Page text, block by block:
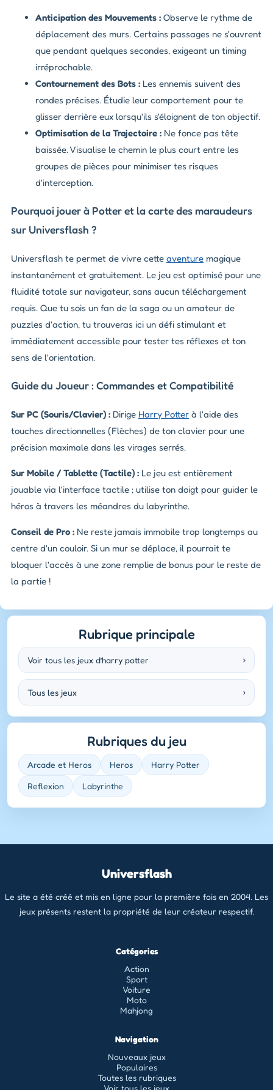
Anticipation des Mouvements : Observe le rythme de
déplacement des murs. Certains passages ne s'ouvrent
que pendant quelques secondes, exigeant un timing
irréprochable.
Contournement des Bots : Les ennemis suivent des
rondes précises. Étudie leur comportement pour te
glisser derrière eux lorsqu'ils s'éloignent de ton objectif.
Optimisation de la Trajectoire : Ne fonce pas tête
baissée. Visualise le chemin le plus court entre les
groupes de pièces pour minimiser tes risques
d'interception.
Pourquoi jouer à Potter et la carte des maraudeurs
sur Universflash ?
Universflash te permet de vivre cette aventure magique
instantanément et gratuitement. Le jeu est optimisé pour une
fluidité totale sur navigateur, sans aucun téléchargement
requis. Que tu sois un fan de la saga ou un amateur de
puzzles d'action, tu trouveras ici un défi stimulant et
immédiatement accessible pour tester tes réflexes et ton
sens de l'orientation.
Guide du Joueur : Commandes et Compatibilité
Sur PC (Souris/Clavier) : Dirige Harry Potter à l'aide des
touches directionnelles (Flèches) de ton clavier pour une
précision maximale dans les virages serrés.
Sur Mobile / Tablette (Tactile) : Le jeu est entièrement
jouable via l'interface tactile ; utilise ton doigt pour guider le
héros à travers les méandres du labyrinthe.
Conseil de Pro : Ne reste jamais immobile trop longtemps au
centre d'un couloir. Si un mur se déplace, il pourrait te
bloquer l'accès à une zone remplie de bonus pour le reste de
la partie !
Rubrique principale
Voir tous les jeux d’harry potter ›
Tous les jeux ›
Rubriques du jeu
Arcade et Heros Heros Harry Potter
Reflexion Labyrinthe
Universflash
Le site a été créé et mis en ligne pour la première fois en 2004. Les
jeux présents restent la propriété de leur créateur respectif.
Catégories
Action
Sport
Voiture
Moto
Mahjong
Navigation
Nouveaux jeux
Populaires
Toutes les rubriques
Voir tous les jeux